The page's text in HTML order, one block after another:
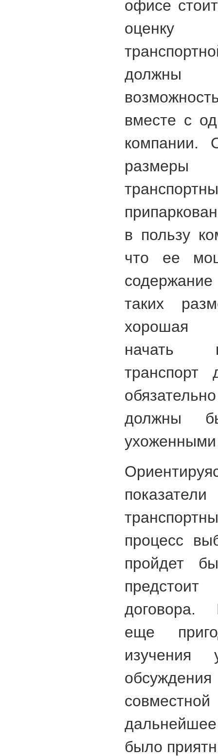
офисе
оценку
должны
вместе с
компании.
размеры
в пользу
что ее
таких
хорошая
начать
транспорт
должны
процесс
пройдет
договора.
еще
изучения
было